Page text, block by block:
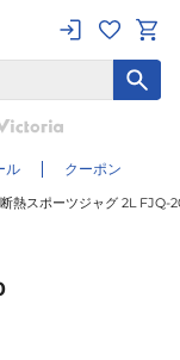
ル クーポン
熱スポーツジャグ 2L FJQ-